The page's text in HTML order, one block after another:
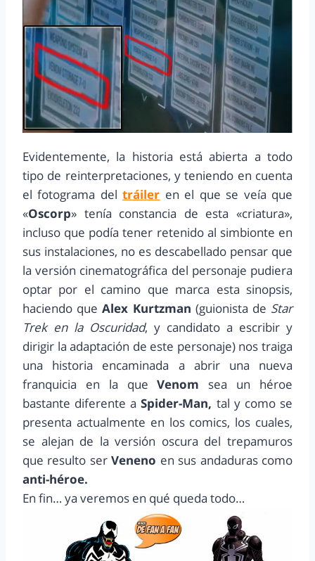
Evidentemente, la historia está abierta a todo
tipo de reinterpretaciones, y teniendo en cuenta
el fotograma deltráiler en el que se veía que
«Oscorp» tenía constancia de esta «criatura»,
incluso que podía tener retenido al simbionte en
sus instalaciones, no es descabellado pensar que
la versión cinematográfica del personaje pudiera
optar por el camino que marca esta sinopsis,
haciendo queAlex Kurtzman (guionista de Star
Trek en la Oscuridad, y candidato a escribir y
dirigir la adaptación de este personaje) nos traiga
una historia encaminada a abrir una nueva
franquicia en la queVenom sea un héroe
bastante diferente aSpider-Man, tal y como se
presenta actualmente en los comics, los cuales,
se alejan de la versión oscura del trepamuros
que resulto serVeneno en sus andaduras como
anti-héroe.
En fin… ya veremos en qué queda todo…